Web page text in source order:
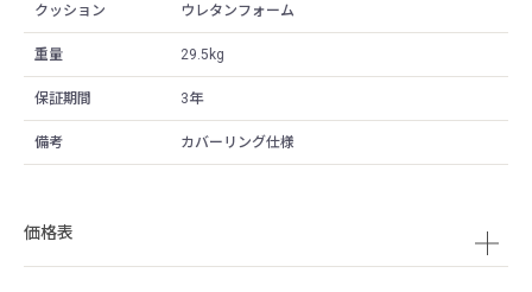
クッション ウレタンフォーム
重量 29.5kg
保証期間 3年
備考 カバーリング仕様
価格表